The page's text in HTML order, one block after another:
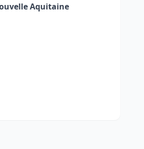
Aquitaine